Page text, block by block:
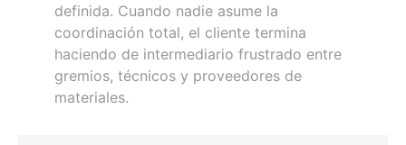
definida. Cuando nadie asume la
coordinación total, el cliente termina
haciendo de intermediario frustrado entre
gremios, técnicos y proveedores de
materiales.